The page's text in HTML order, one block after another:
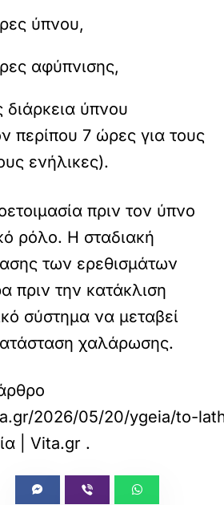
ύπνου,
αφύπνισης,
διάρκεια ύπνου
περίπου 7 ώρες για τους
ενήλικες).
πριν τον ύπνο
ρόλο. Η σταδιακή
των ερεθισμάτων
πριν την κατάκλιση
σύστημα να μεταβεί
χαλάρωσης.
2026/05/20/ygeia/to-
| Vita.gr .